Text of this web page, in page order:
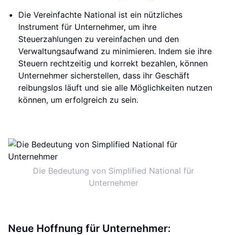
Die Vereinfachte National ist ein nützliches
Instrument für Unternehmer, um ihre
Steuerzahlungen zu vereinfachen und den
Verwaltungsaufwand zu minimieren. Indem sie ihre
Steuern rechtzeitig und korrekt bezahlen, können
Unternehmer sicherstellen, dass ihr Geschäft
reibungslos läuft und sie alle Möglichkeiten nutzen
können, um erfolgreich zu sein.
Die Bedeutung von Simplified National für
Unternehmer
Neue Hoffnung für Unternehmer: